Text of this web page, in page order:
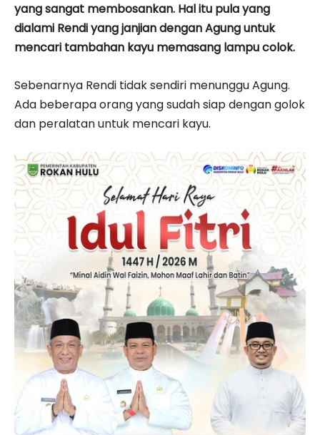
yang sangat membosankan. Hal itu pula yang
dialami Rendi yang janjian dengan Agung untuk
mencari tambahan kayu memasang lampu colok.
Sebenarnya Rendi tidak sendiri menunggu Agung.
Ada beberapa orang yang sudah siap dengan golok
dan peralatan untuk mencari kayu.